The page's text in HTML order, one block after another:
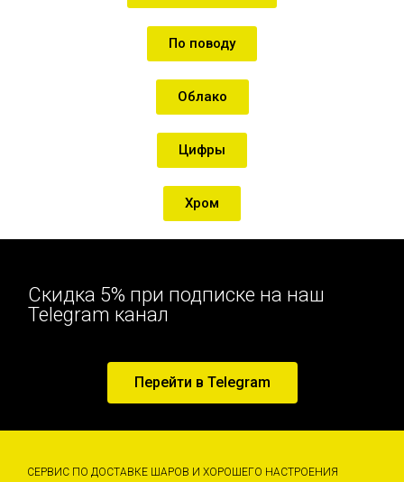
По поводу
Облако
Цифры
Хром
Скидка 5% при подписке на наш
Telegram канал
Перейти в Telegram
СЕРВИС ПО ДОСТАВКЕ ШАРОВ И ХОРОШЕГО НАСТРОЕНИЯ